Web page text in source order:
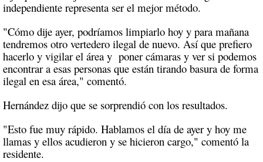
independiente representa ser el mejor método.
"Cómo dije ayer, podríamos limpiarlo hoy y para mañana
tendremos otro vertedero ilegal de nuevo. Así que prefiero
hacerlo y vigilar el área y poner cámaras y ver si podemos
encontrar a esas personas que están tirando basura de forma
ilegal en esa área," comentó.
Hernández dijo que se sorprendió con los resultados.
"Esto fue muy rápido. Hablamos el día de ayer y hoy me
llamas y ellos acudieron y se hicieron cargo," comentó la
residente.